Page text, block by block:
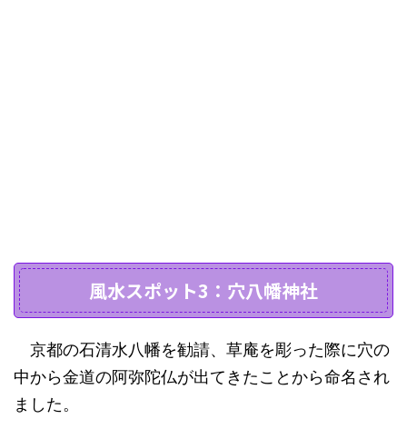
風水スポット3：穴八幡神社
京都の石清水八幡を勧請、草庵を彫った際に穴の
中から金道の阿弥陀仏が出てきたことから命名され
ました。